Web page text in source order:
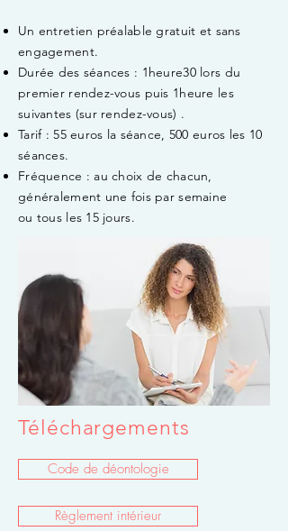
Un entretien préalable gratuit et sans
engagement.
Durée des séances : 1heure30 lors du
premier rendez-vous puis 1heure les
suivantes (sur rendez-vous) .
Tarif : 55 euros la séance, 500 euros les 10
séances.
Fréquence : au choix de chacun,
généralement une fois par semaine
ou tous les 15 jours.
Téléchargements
Code de déontologie
Règlement intérieur